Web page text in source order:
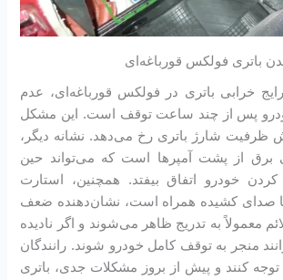
باتری فولکس قورباغه‌ای
خرابی باتری در فولکس قورباغه‌ای، عدم
پس از چند ساعت توقف است. این مشکل
ظرفیت شارژ باتری رخ می‌دهد. نشانه دیگر،
برق از پشت آمپرها است که می‌تواند حین
خودرو اتفاق بیفتد. همچنین، استارت
با صدای کشیده همراه است، نشان‌دهنده ضعف
معمولاً به تدریج ظاهر می‌شوند و اگر نادیده
منجر به توقف کامل خودرو شوند. رانندگان
توجه کنند و پیش از بروز مشکلات جدی، باتری